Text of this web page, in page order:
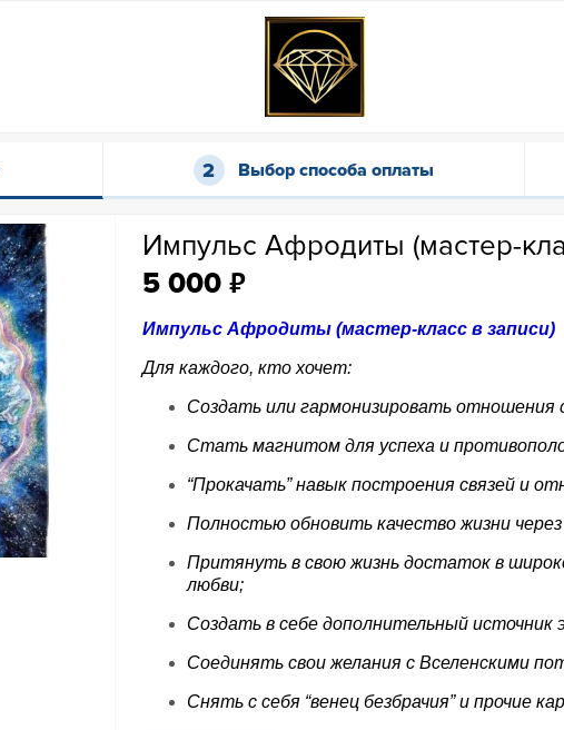
Выбор способа оплаты
Импульс Афродиты (мастер-
5 000₽
Импульс Афродиты (мастер-класс в записи)
Для каждого, кто хочет:
Создать или гармонизировать отношения
Стать магнитом для успеха и
“Прокачать” навык построения связей и
Полностью обновить качество жизни через
Притянуть в свою жизнь достаток в
любви;
Создать в себе дополнительный источник
Соединять свои желания с Вселенскими
Снять с себя “венец безбрачия” и прочие